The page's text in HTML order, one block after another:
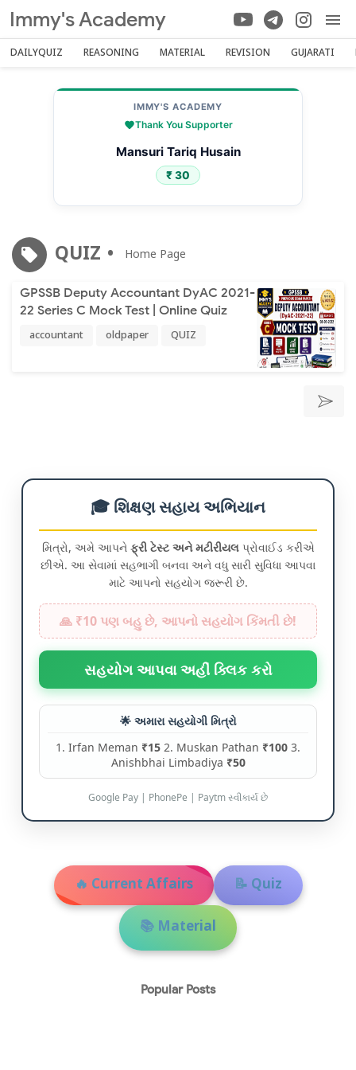
Immy's Academy
DAILYQUIZ REASONING MATERIAL REVISION GUJARATI
IMMY'S ACADEMY
Thank You Supporter
Mansuri Tariq Husain
₹ 30
QUIZ Home Page
GPSSB Deputy Accountant DyAC 2021-
22 Series C Mock Test | Online Quiz
accountant oldpaper QUIZ
🎓 શિક્ષણ સહાય અભિયાન
મિત્રો, અમે આપને ફ્રી ટેસ્ટ અને મટીરીયલપ્રોવાઈડ કરીએ
છીએ. આ સેવામાં સહભાગી બનવા અને વધુ સારી સુવિધા આપવા
માટે આપનો સહયોગ જરૂરી છે.
🙏 ₹10 પણ બહુ છે, આપનો સહયોગ કિંમતી છે!
સહયોગ આપવા અહીં ક્લિક કરો
🌟 અમારા સહયોગી મિત્રો
1. Irfan Meman ₹15 2. Muskan Pathan ₹100 3.
Anishbhai Limbadiya ₹50
Google Pay | PhonePe | Paytm સ્વીકાર્ય છે
🔥 Current Affairs 📝 Quiz
📚 Material
Popular Posts